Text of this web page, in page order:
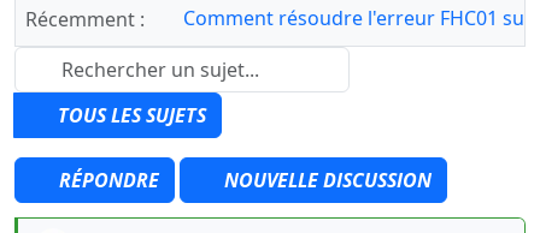
Récemment :
Comment résoudre l'erreur FHC01 sur
TOUS LES SUJETS
RÉPONDRE NOUVELLE DISCUSSION